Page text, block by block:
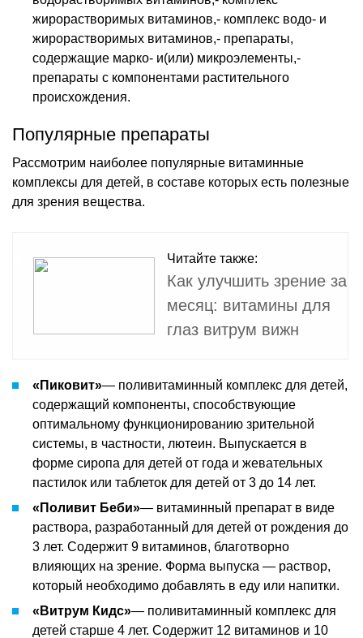
жирорастворимых витаминов,- комплекс водо- и
жирорастворимых витаминов,- препараты,
содержащие марко- и(или) микроэлементы,-
препараты с компонентами растительного
происхождения.
Популярные препараты
Рассмотрим наиболее популярные витаминные
комплексы для детей, в составе которых есть полезные
для зрения вещества.
Читайте также:
Как улучшить зрение за
месяц: витамины для
глаз витрум вижн
«Пиковит»— поливитаминный комплекс для детей,
содержащий компоненты, способствующие
оптимальному функционированию зрительной
системы, в частности, лютеин. Выпускается в
форме сиропа для детей от года и жевательных
пастилок или таблеток для детей от 3 до 14 лет.
«Поливит Беби»— витаминный препарат в виде
раствора, разработанный для детей от рождения до
3 лет. Содержит 9 витаминов, благотворно
влияющих на зрение. Форма выпуска — раствор,
который необходимо добавлять в еду или напитки.
«Витрум Кидс»— поливитаминный комплекс для
детей старше 4 лет. Содержит 12 витаминов и 10